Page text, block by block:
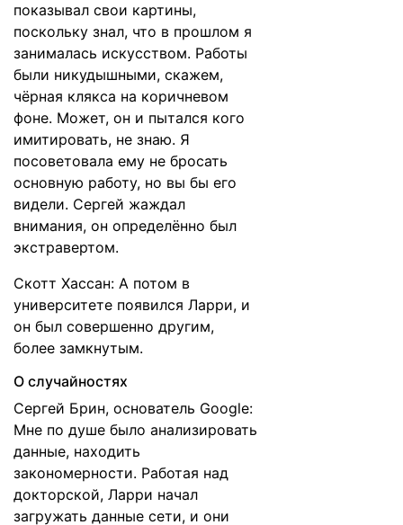
показывал свои картины,
поскольку знал, что в прошлом я
занималась искусством. Работы
были никудышными, скажем,
чёрная клякса на коричневом
фоне. Может, он и пытался кого
имитировать, не знаю. Я
посоветовала ему не бросать
основную работу, но вы бы его
видели. Сергей жаждал
внимания, он определённо был
экстравертом.
Скотт Хассан: А потом в
университете появился Ларри, и
он был совершенно другим,
более замкнутым.
О случайностях
Сергей Брин, основатель Google:
Мне по душе было анализировать
данные, находить
закономерности. Работая над
докторской, Ларри начал
загружать данные сети, и они